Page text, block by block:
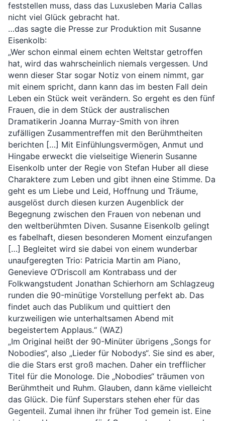
feststellen muss, dass das Luxusleben Maria Callas
nicht viel Glück gebracht hat.
…das sagte die Presse zur Produktion mit Susanne
Eisenkolb:
„Wer schon einmal einem echten Weltstar getroffen
hat, wird das wahrscheinlich niemals vergessen. Und
wenn dieser Star sogar Notiz von einem nimmt, gar
mit einem spricht, dann kann das im besten Fall dein
Leben ein Stück weit verändern. So ergeht es den fünf
Frauen, die in dem Stück der australischen
Dramatikerin Joanna Murray-Smith von ihren
zufälligen Zusammentreffen mit den Berühmtheiten
berichten […] Mit Einfühlungsvermögen, Anmut und
Hingabe erweckt die vielseitige Wienerin Susanne
Eisenkolb unter der Regie von Stefan Huber all diese
Charaktere zum Leben und gibt ihnen eine Stimme. Da
geht es um Liebe und Leid, Hoffnung und Träume,
ausgelöst durch diesen kurzen Augenblick der
Begegnung zwischen den Frauen von nebenan und
den weltberühmten Diven. Susanne Eisenkolb gelingt
es fabelhaft, diesen besonderen Moment einzufangen
[…] Begleitet wird sie dabei von einem wunderbar
unaufgeregten Trio: Patricia Martin am Piano,
Genevieve O’Driscoll am Kontrabass und der
Folkwangstudent Jonathan Schierhorn am Schlagzeug
runden die 90-minütige Vorstellung perfekt ab. Das
findet auch das Publikum und quittiert den
kurzweiligen wie unterhaltsamen Abend mit
begeistertem Applaus.“ (WAZ)
„Im Original heißt der 90-Minüter übrigens „Songs for
Nobodies“, also „Lieder für Nobodys“. Sie sind es aber,
die die Stars erst groß machen. Daher ein trefflicher
Titel für die Monologe. Die „Nobodies“ träumen von
Berühmtheit und Ruhm. Glauben, dann käme vielleicht
das Glück. Die fünf Superstars stehen eher für das
Gegenteil. Zumal ihnen ihr früher Tod gemein ist. Eine